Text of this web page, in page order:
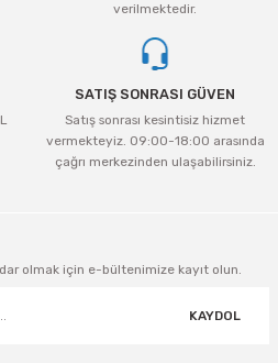
verilmektedir.
SATIŞ SONRASI GÜVEN
Satış sonrası kesintisiz hizmet
vermekteyiz. 09:00-18:00 arasında
çağrı merkezinden ulaşabilirsiniz.
olmak için e-bültenimize kayıt olun.
KAYDOL